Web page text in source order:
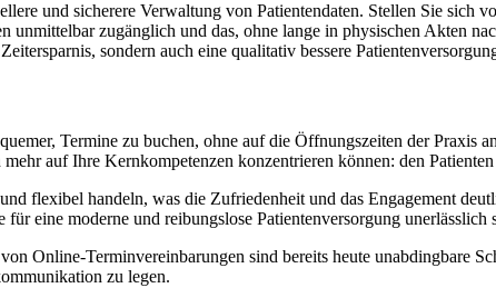
und sicherere Verwaltung von Patientendaten. Stellen Sie sich
zugänglich und das, ohne lange in physischen Akten
sondern auch eine qualitativ bessere
Termine zu buchen, ohne auf die Öffnungszeiten der Praxis
auf Ihre Kernkompetenzen konzentrieren können: den
flexibel handeln, was die Zufriedenheit und das Engagement
eine moderne und reibungslose Patientenversorgung unerlässlich
Online-Terminvereinbarungen sind bereits heute unabdingbare
zu legen.